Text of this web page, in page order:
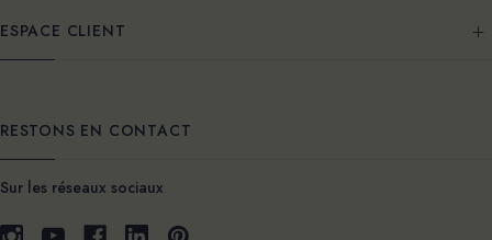
ESPACE CLIENT
RESTONS EN CONTACT
Sur les réseaux sociaux